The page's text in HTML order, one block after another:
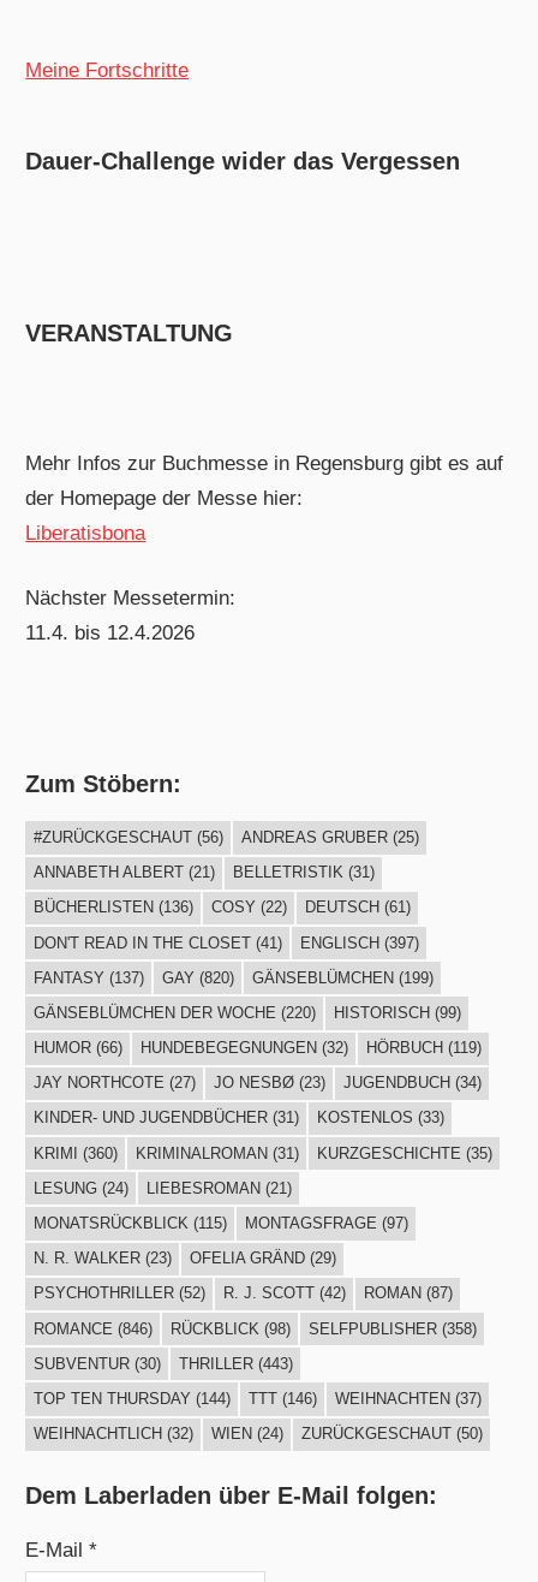
Meine Fortschritte
Dauer-Challenge wider das Vergessen
VERANSTALTUNG
Mehr Infos zur Buchmesse in Regensburg gibt es auf
der Homepage der Messe hier:
Liberatisbona
Nächster Messetermin:
11.4. bis 12.4.2026
Zum Stöbern:
#ZURÜCKGESCHAUT(56) ANDREAS GRUBER(25)
ANNABETH ALBERT(21) BELLETRISTIK(31)
BÜCHERLISTEN (136) COSY (22) DEUTSCH (61)
DON'T READ IN THE CLOSET(41) ENGLISCH(397)
FANTASY (137) GAY (820) GÄNSEBLÜMCHEN(199)
GÄNSEBLÜMCHEN DER WOCHE (220) HISTORISCH (99)
HUMOR(66) HUNDEBEGEGNUNGEN (32) HÖRBUCH (119)
JAY NORTHCOTE (27) JO NESBØ(23) JUGENDBUCH (34)
KINDER- UND JUGENDBÜCHER(31) KOSTENLOS (33)
KRIMI (360) KRIMINALROMAN(31) KURZGESCHICHTE (35)
LESUNG(24) LIEBESROMAN (21)
MONATSRÜCKBLICK(115) MONTAGSFRAGE (97)
N. R. WALKER(23) OFELIA GRÄND(29)
PSYCHOTHRILLER(52) R. J. SCOTT(42) ROMAN (87)
ROMANCE (846) RÜCKBLICK (98) SELFPUBLISHER(358)
SUBVENTUR(30) THRILLER(443)
TOP TEN THURSDAY (144) TTT(146) WEIHNACHTEN (37)
WEIHNACHTLICH (32) WIEN (24) ZURÜCKGESCHAUT(50)
Dem Laberladen über E-Mail folgen:
E-Mail *